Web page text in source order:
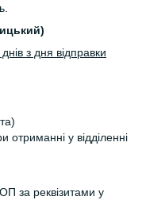
з дня відправки
у відділенні
за реквізитами у